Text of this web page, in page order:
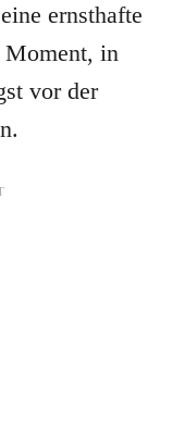
ernsthafte
Moment, in
vor der